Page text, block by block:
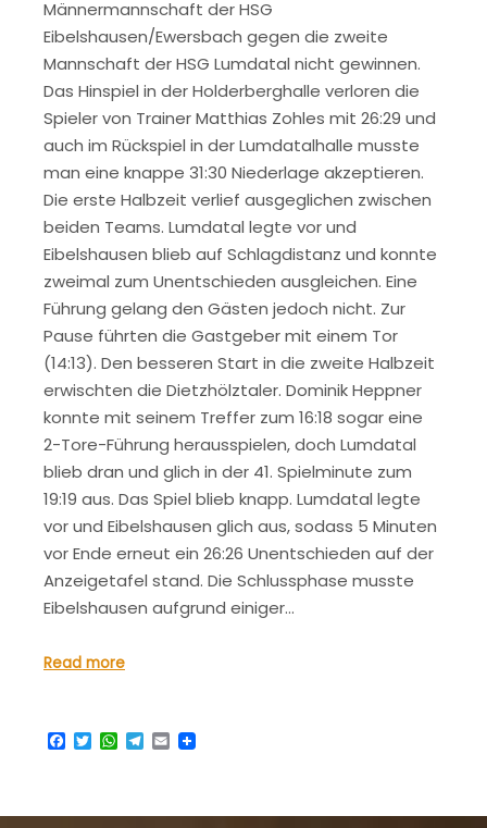
Männermannschaft der HSG
Eibelshausen/Ewersbach gegen die zweite
Mannschaft der HSG Lumdatal nicht gewinnen.
Das Hinspiel in der Holderberghalle verloren die
Spieler von Trainer Matthias Zohles mit 26:29 und
auch im Rückspiel in der Lumdatalhalle musste
man eine knappe 31:30 Niederlage akzeptieren.
Die erste Halbzeit verlief ausgeglichen zwischen
beiden Teams. Lumdatal legte vor und
Eibelshausen blieb auf Schlagdistanz und konnte
zweimal zum Unentschieden ausgleichen. Eine
Führung gelang den Gästen jedoch nicht. Zur
Pause führten die Gastgeber mit einem Tor
(14:13). Den besseren Start in die zweite Halbzeit
erwischten die Dietzhölztaler. Dominik Heppner
konnte mit seinem Treffer zum 16:18 sogar eine
2-Tore-Führung herausspielen, doch Lumdatal
blieb dran und glich in der 41. Spielminute zum
19:19 aus. Das Spiel blieb knapp. Lumdatal legte
vor und Eibelshausen glich aus, sodass 5 Minuten
vor Ende erneut ein 26:26 Unentschieden auf der
Anzeigetafel stand. Die Schlussphase musste
Eibelshausen aufgrund einiger…
Read more
Facebook
TwitterWhatsApp
Telegram
Email